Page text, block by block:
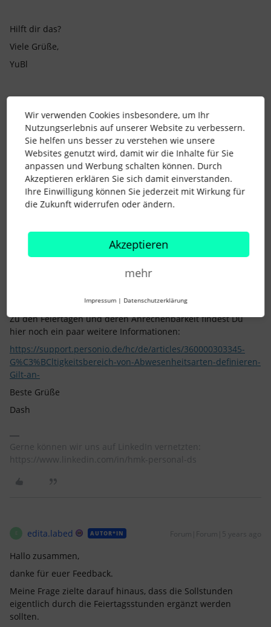
Hilft dir das?
Viele Grüße,
YuBl
2 Menschen gefällt dies
Dash Forum|Forum|5 years ago
[...], dass die Sollstunden in dem Monat um die Stunden am
Wenn es Anwesenheiten am Feiertag gibt, werden diese als
Überstunden gewertet.
so dann auch korrekt.
Zu den Feiertagen und deren Anrechenbarkeit findest Du
hier noch ein paar weitere Informationen:
https://support.personio.de/hc/de/articles/360000303345-
G%C3%BCltigkeitsbereich-von-Abwesenheitsarten-definieren-
Gilt-an-
Beste Grüße
Dash
Gerne können wir uns auf LinkedIn vernetzten:
https://www.linkedin.com/in/hmk-personal-ds
E edita.labed AUTOR*IN Forum|Forum|5 years ago
Hallo zusammen,
danke für euer Feedback.
Meine Frage zielte darauf hinaus, dass die Sollstunden
eigentlich durch die Feiertagsstunden ergänzt werden
sollten.
Wir verwenden Cookies insbesondere, um Ihr
Nutzungserlebnis auf unserer Website zu verbessern.
Sie helfen uns besser zu verstehen wie unsere
Websites genutzt wird, damit wir die Inhalte für Sie
anpassen und Werbung schalten können. Durch
Akzeptieren erklären Sie sich damit einverstanden.
Ihre Einwilligung können Sie jederzeit mit Wirkung für
die Zukunft widerrufen oder ändern.
Akzeptieren
mehr
Impressum | Datenschutzerklärung